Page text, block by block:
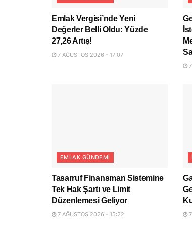
Emlak Vergisi’nde Yeni
Değerler Belli Oldu: Yüzde
27,26 Artış!
7 AĞUSTOS 2026 - 17:07
7
EMLAK GÜNDEMI
Tasarruf Finansman Sistemine
Tek Hak Şartı ve Limit
Düzenlemesi Geliyor
7 AĞUSTOS 2026 - 15:22 7